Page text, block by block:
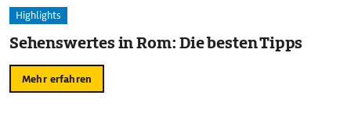
Highlights
Sehenswertes in Rom: Die besten Tipps
Mehr erfahren